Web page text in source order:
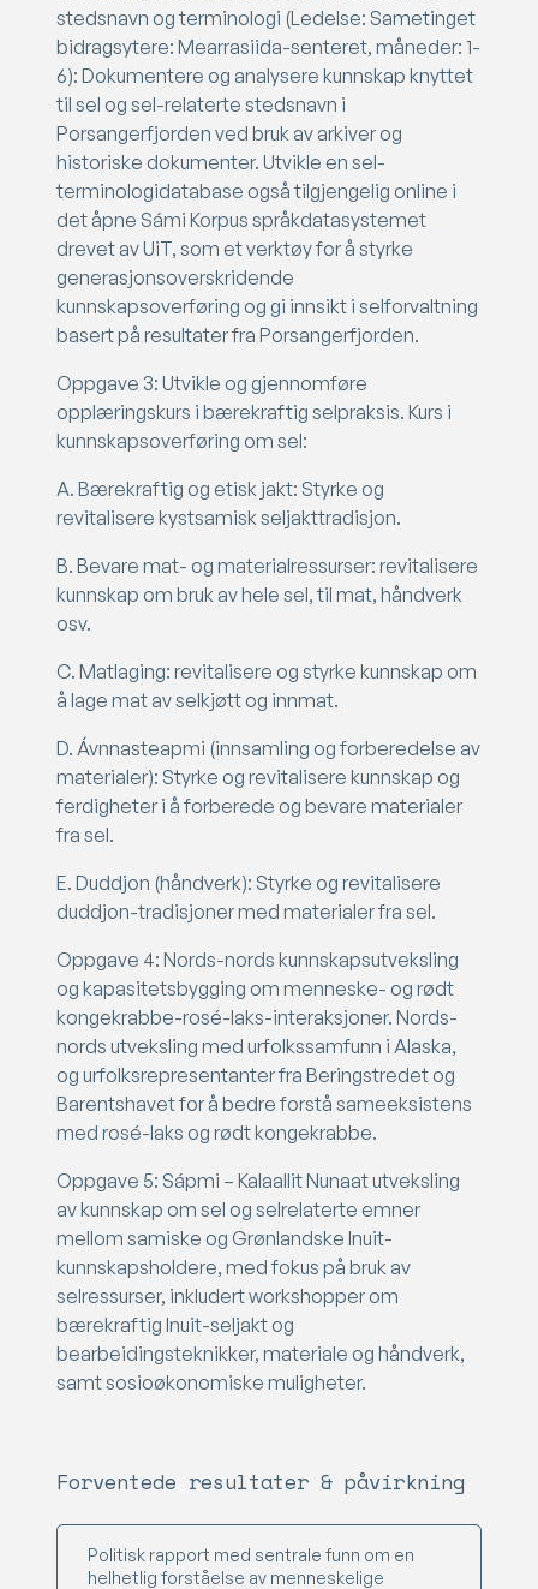
stedsnavn og terminologi (Ledelse: Sametinget
bidragsytere: Mearrasiida-senteret, måneder: 1-
6): Dokumentere og analysere kunnskap knyttet
til sel og sel-relaterte stedsnavn i
Porsangerfjorden ved bruk av arkiver og
historiske dokumenter. Utvikle en sel-
terminologidatabase også tilgjengelig online i
det åpne Sámi Korpus språkdatasystemet
drevet av UiT, som et verktøy for å styrke
generasjonsoverskridende
kunnskapsoverføring og gi innsikt i selforvaltning
basert på resultater fra Porsangerfjorden.
Oppgave 3: Utvikle og gjennomføre
opplæringskurs i bærekraftig selpraksis. Kurs i
kunnskapsoverføring om sel:
A. Bærekraftig og etisk jakt: Styrke og
revitalisere kystsamisk seljakttradisjon.
B. Bevare mat- og materialressurser: revitalisere
kunnskap om bruk av hele sel, til mat, håndverk
osv.
C. Matlaging: revitalisere og styrke kunnskap om
å lage mat av selkjøtt og innmat.
D. Ávnnasteapmi (innsamling og forberedelse av
materialer): Styrke og revitalisere kunnskap og
ferdigheter i å forberede og bevare materialer
fra sel.
E. Duddjon (håndverk): Styrke og revitalisere
duddjon-tradisjoner med materialer fra sel.
Oppgave 4: Nords-nords kunnskapsutveksling
og kapasitetsbygging om menneske- og rødt
kongekrabbe-rosé-laks-interaksjoner. Nords-
nords utveksling med urfolkssamfunn i Alaska,
og urfolksrepresentanter fra Beringstredet og
Barentshavet for å bedre forstå sameeksistens
med rosé-laks og rødt kongekrabbe.
Oppgave 5: Sápmi – Kalaallit Nunaat utveksling
av kunnskap om sel og selrelaterte emner
mellom samiske og Grønlandske Inuit-
kunnskapsholdere, med fokus på bruk av
selressurser, inkludert workshopper om
bærekraftig Inuit-seljakt og
bearbeidingsteknikker, materiale og håndverk,
samt sosioøkonomiske muligheter.
Forventede resultater & påvirkning
Politisk rapport med sentrale funn om en
helhetlig forståelse av menneskelige